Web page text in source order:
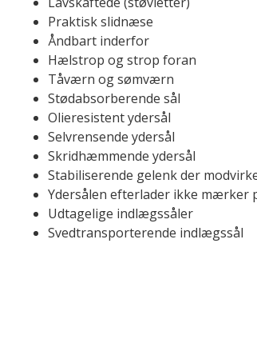
Praktisk slidnæse
Åndbart inderfor
Hælstrop og strop foran
Tåværn og sømværn
Stødabsorberende sål
Olieresistent ydersål
Selvrensende ydersål
Skridhæmmende ydersål
Stabiliserende gelenk der
Ydersålen efterlader ikke mærker
Udtagelige indlægssåler
Svedtransporterende indlægssål